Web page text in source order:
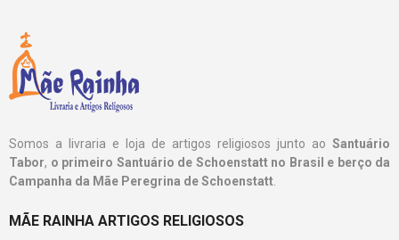
Somos a livraria e loja de artigos religiosos junto ao Santuário
Tabor, o primeiro Santuário de Schoenstatt no Brasil e berço da
Campanha da Mãe Peregrina de Schoenstatt
MÃE RAINHA ARTIGOS RELIGIOSOS